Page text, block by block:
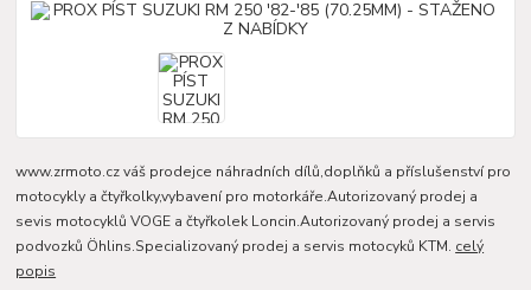
www.zrmoto.cz váš prodejce náhradních dílů,doplňků a příslušenství pro
motocykly a čtyřkolky,vybavení pro motorkáře.Autorizovaný prodej a
sevis motocyklů VOGE a čtyřkolek Loncin.Autorizovaný prodej a servis
podvozků Öhlins.Specializovaný prodej a servis motocyků KTM. celý
popis